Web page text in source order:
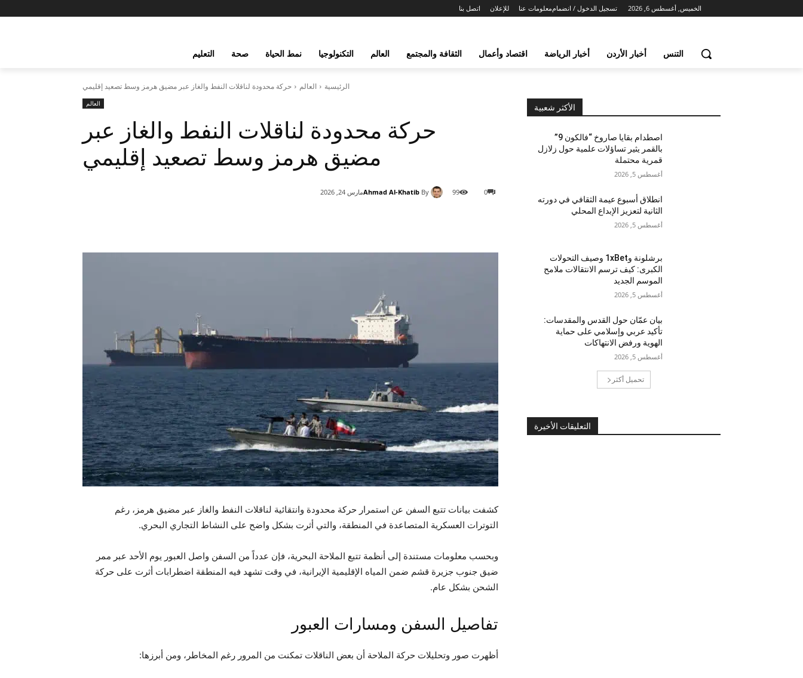
الخميس, أغسطس 6, 2026 تسجيل الدخول / انضمام اتصل بنا للإعلان معلومات عنا
التنس أخبار الأردن أخبار الرياضة اقتصاد وأعمال الثقافة والمجتمع العالم التكنولوجيا نمط الحياة صحة التعليم
الرئيسية العالم حركة محدودة لناقلات النفط والغاز عبر مضيق هرمز وسط تصعيد إقليمي
العالم
حركة محدودة لناقلات النفط والغاز عبر
مضيق هرمز وسط تصعيد إقليمي
By
Ahmad Al-Khatibمارس 24, 2026 0
99
كشفت بيانات تتبع السفن عن استمرار حركة محدودة وانتقائية لناقلات النفط والغاز عبر مضيق هرمز، رغم
التوترات العسكرية المتصاعدة في المنطقة، والتي أثرت بشكل واضح على النشاط التجاري البحري.
وبحسب معلومات مستندة إلى أنظمة تتبع الملاحة البحرية، فإن عدداً من السفن واصل العبور يوم الأحد عبر ممر
ضيق جنوب جزيرة قشم ضمن المياه الإقليمية الإيرانية، في وقت تشهد فيه المنطقة اضطرابات أثرت على حركة
الشحن بشكل عام.
تفاصيل السفن ومسارات العبور
أظهرت صور وتحليلات حركة الملاحة أن بعض الناقلات تمكنت من المرور رغم المخاطر، ومن أبرزها:
الأكثر شعبية
اصطدام بقايا صاروخ “فالكون 9”
بالقمر يثير تساؤلات علمية حول زلازل
قمرية محتملة
أغسطس 5, 2026
انطلاق أسبوع عيمة الثقافي في دورته
الثانية لتعزيز الإبداع المحلي
أغسطس 5, 2026
برشلونة و1xBet وصيف التحولات
الكبرى: كيف ترسم الانتقالات ملامح
الموسم الجديد
أغسطس 5, 2026
بيان عمّان حول القدس والمقدسات:
تأكيد عربي وإسلامي على حماية
الهوية ورفض الانتهاكات
أغسطس 5, 2026
تحميل أكثر
التعليقات الأخيرة